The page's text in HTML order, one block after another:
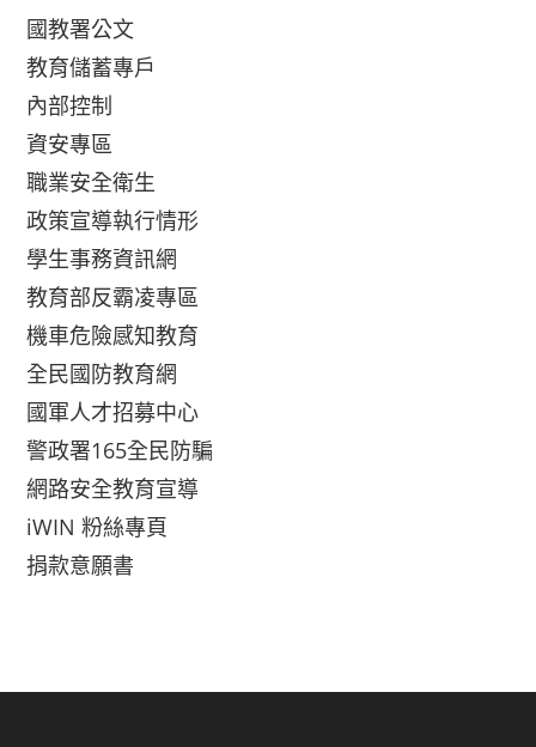
國教署公文
教育儲蓄專戶
內部控制
資安專區
職業安全衛生
政策宣導執行情形
學生事務資訊網
教育部反霸凌專區
機車危險感知教育
全民國防教育網
國軍人才招募中心
警政署165全民防騙
網路安全教育宣導
iWIN 粉絲專頁
捐款意願書